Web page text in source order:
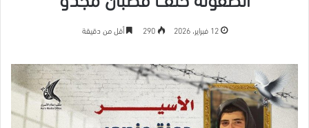
12 فبراير، 2026 290 أقل من دقيقة